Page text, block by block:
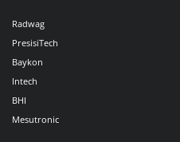
Radwag
PresisiTech
Baykon
Intech
BHI
Mesutronic